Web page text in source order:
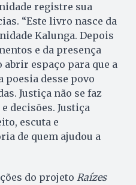
registre sua
“Este livro nasce da
Kalunga. Depois
e da presença
espaço para que a
poesia desse povo
Justiça não se faz
decisões. Justiça
escuta e
de quem ajudou a
do projeto Raízes